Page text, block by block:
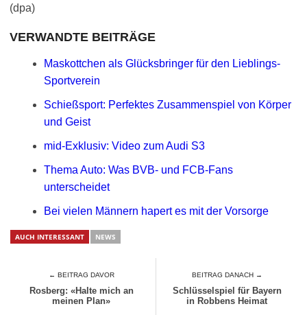
(dpa)
VERWANDTE BEITRÄGE
Maskottchen als Glücksbringer für den Lieblings-
Sportverein
Schießsport: Perfektes Zusammenspiel von Körper
und Geist
mid-Exklusiv: Video zum Audi S3
Thema Auto: Was BVB- und FCB-Fans
unterscheidet
Bei vielen Männern hapert es mit der Vorsorge
AUCH INTERESSANT NEWS
← BEITRAG DAVOR
Rosberg: «Halte mich an
meinen Plan»
BEITRAG DANACH →
Schlüsselspiel für Bayern
in Robbens Heimat